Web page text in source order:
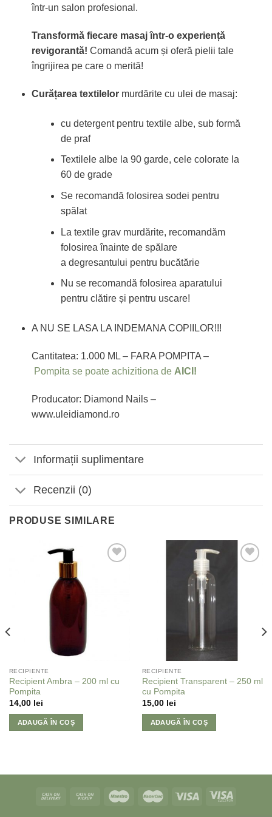
într-un salon profesional.
Transformă fiecare masaj într-o experiență
revigorantă! Comandă acum și oferă pielii tale
îngrijirea pe care o merită!
Curățarea textilelormurdărite cu ulei de masaj:
cu detergent pentru textile albe, sub formă
de praf
Textilele albe la 90 garde, cele colorate la
60 de grade
Se recomandă folosirea sodei pentru
spălat
La textile grav murdărite, recomandăm
folosirea înainte de spălare
a degresantului pentru bucătărie
Nu se recomandă folosirea aparatului
pentru clătire și pentru uscare!
A NU SE LASA LA INDEMANA COPIILOR!!!
Cantitatea: 1.000 ML – FARA POMPITA –
Pompita se poate achizitiona de AICI!
Producator: Diamond Nails –
www.uleidiamond.ro
Informații suplimentare
Recenzii (0)
PRODUSE SIMILARE
RECIPIENTE
Recipient Ambra – 200 ml cu
Pompita
14,00 lei
ADAUGĂ ÎN COȘ
RECIPIENTE
Recipient Transparent – 250 ml
cu Pompita
15,00 lei
ADAUGĂ ÎN COȘ